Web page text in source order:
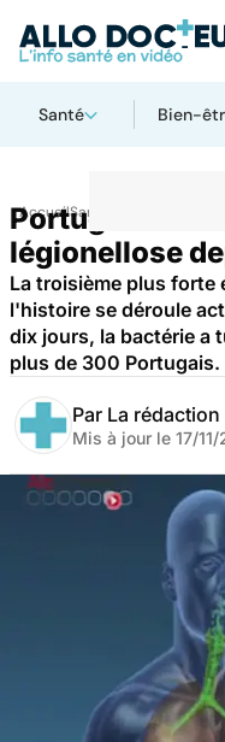
Santé Bien-
AccueilSanté
Portugal : une
légionellose
La troisième plus forte
l'histoire se déroule
dix jours, la bactérie a
plus de 300 Portugais.
Par La
Mis à jour le 17/